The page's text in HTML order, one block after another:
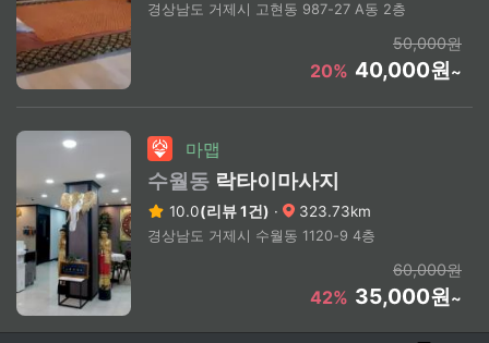
경상남도 거제시 고현동 987-27 A동 2층
50,000원
20% 40,000원~
마맵
수월동 락타이마사지
10.0(리뷰 1건) · 323.73km
경상남도 거제시 수월동 1120-9 4층
60,000원
42% 35,000원~